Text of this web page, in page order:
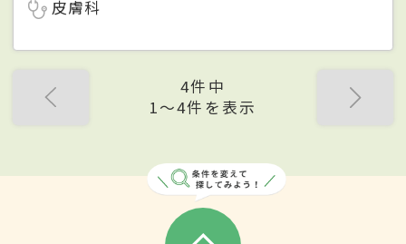
皮膚科
4件中
1〜4件を表示